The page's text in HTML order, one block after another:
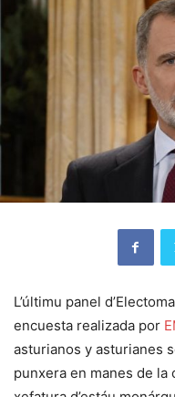
L’últimu panel
encuesta realizada por
asturianos y asturianes
punxera en manes de